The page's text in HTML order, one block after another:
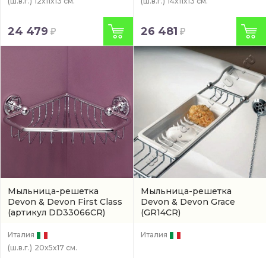
24 479 26 481
Мыльница-решетка
Devon & Devon First Class
(артикул DD33066CR)
Италия
(ш.в.г.) 20x5x17 см.
Мыльница-решетка
Devon & Devon Grace
(GR14CR)
Италия